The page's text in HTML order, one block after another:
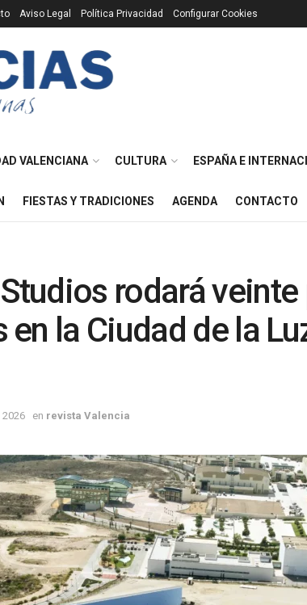
Aviso Legal Política Privacidad Configurar Cookies
VALENCIANA CULTURA ESPAÑA E
FIESTAS Y TRADICIONES AGENDA CONTACTO
rodará
en la Ciudad de la
2026 en revista Valencia